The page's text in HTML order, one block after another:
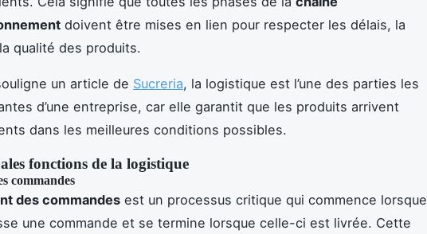
doivent être mises en lien pour respecter les délais, la
qualité des produits.
un article de Sucreria, la logistique est l’une des parties les
d’une entreprise, car elle garantit que les produits arrivent
dans les meilleures conditions possibles.
fonctions de la logistique
commandes
des commandes est un processus critique qui commence lorsque
une commande et se termine lorsque celle-ci est livrée. Cette